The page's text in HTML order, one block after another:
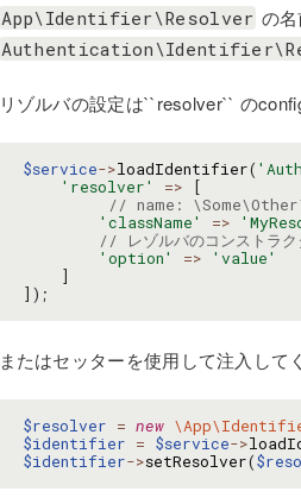
App\Identifier\Resolver の名
リゾルバの設定は``resolver`` の
$service->loadIdentifier(
'resolver'
=>
[
// name:
'className'
=>
// レゾルバのコンストラク
'option'
=>
'value'
]
]);
またはセッターを使用して注入して
$resolver = new
$identifier = $service->
$identifier->setResolver(